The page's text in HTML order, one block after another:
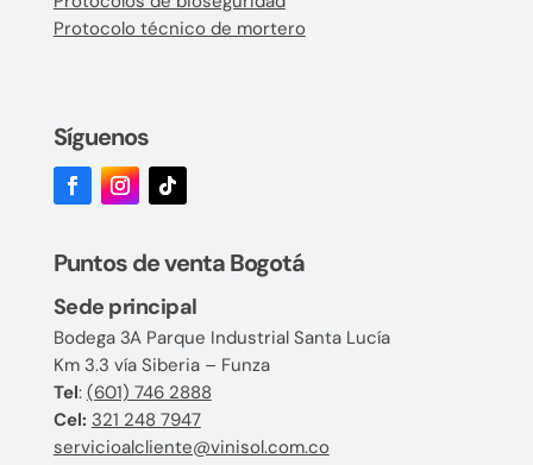
Protocolo técnico de mortero
Síguenos
Puntos de venta Bogotá
Sede principal
Bodega 3A Parque Industrial Santa Lucía
Km 3.3 vía Siberia – Funza
Tel: (601) 746 2888
Cel: 321 248 7947
servicioalcliente@vinisol.com.co